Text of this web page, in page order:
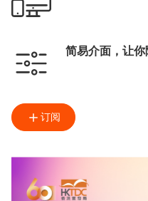
简易介面，让
订阅